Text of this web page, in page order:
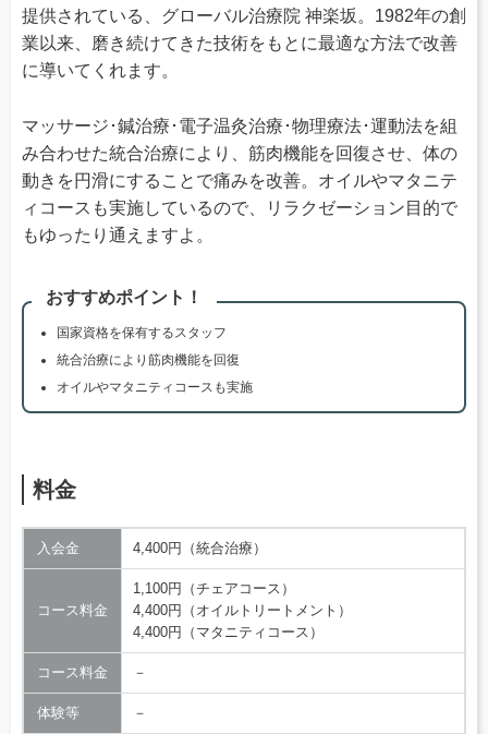
提供されている、グローバル治療院 神楽坂。1982年の創
業以来、磨き続けてきた技術をもとに最適な方法で改善
に導いてくれます。
マッサージ･鍼治療･電子温灸治療･物理療法･運動法を組
み合わせた統合治療により、筋肉機能を回復させ、体の
動きを円滑にすることで痛みを改善。オイルやマタニテ
ィコースも実施しているので、リラクゼーション目的で
もゆったり通えますよ。
おすすめポイント！
国家資格を保有するスタッフ
統合治療により筋肉機能を回復
オイルやマタニティコースも実施
料金
入会金 4,400円（統合治療）
コース料金
1,100円（チェアコース）
4,400円（オイルトリートメント）
4,400円（マタニティコース）
コース料金 －
体験等 －